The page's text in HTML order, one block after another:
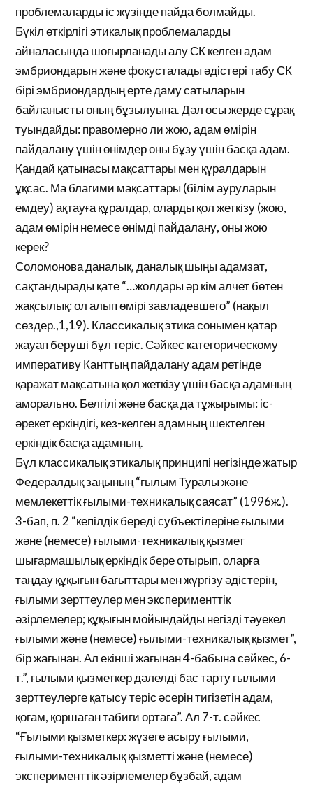
проблемаларды іс жүзінде пайда болмайды.
Бүкіл өткірлігі этикалық проблемаларды
айналасында шоғырланады алу СК келген адам
эмбриондарын және фокусталады әдістері табу СК
бірі эмбриондардың ерте даму сатыларын
байланысты оның бұзылуына. Дәл осы жерде сұрақ
туындайды: правомерно ли жою, адам өмірін
пайдалану үшін өнімдер оны бұзу үшін басқа адам.
Қандай қатынасы мақсаттары мен құралдарын
ұқсас. Ма благими мақсаттары (білім ауруларын
емдеу) ақтауға құралдар, оларды қол жеткізу (жою,
адам өмірін немесе өнімді пайдалану, оны жою
керек?
Соломонова даналық, даналық шыңы адамзат,
сақтандырады қате “…жолдары әр кім алчет бөтен
жақсылық: ол алып өмірі завладевшего” (нақыл
сөздер.,1,19). Классикалық этика сонымен қатар
жауап беруші бұл теріс. Сәйкес категорическому
императиву Канттың пайдалану адам ретінде
қаражат мақсатына қол жеткізу үшін басқа адамның
аморально. Белгілі және басқа да тұжырымы: іс-
әрекет еркіндігі, кез-келген адамның шектелген
еркіндік басқа адамның.
Бұл классикалық этикалық принципі негізінде жатыр
Федералдық заңының “ғылым Туралы және
мемлекеттік ғылыми-техникалық саясат” (1996ж.).
3-бап, п. 2 “кепілдік береді субъектілеріне ғылыми
және (немесе) ғылыми-техникалық қызмет
шығармашылық еркіндік бере отырып, оларға
таңдау құқығын бағыттары мен жүргізу әдістерін,
ғылыми зерттеулер мен эксперименттік
әзірлемелер; құқығын мойындайды негізді тәуекел
ғылыми және (немесе) ғылыми-техникалық қызмет”,
бір жағынан. Ал екінші жағынан 4-бабына сәйкес, 6-
т.”, ғылыми қызметкер дәлелді бас тарту ғылыми
зерттеулерге қатысу теріс әсерін тигізетін адам,
қоғам, қоршаған табиғи ортаға”. Ал 7-т. сәйкес
“Ғылыми қызметкер: жүзеге асыру ғылыми,
ғылыми-техникалық қызметті және (немесе)
эксперименттік әзірлемелер бұзбай, адам